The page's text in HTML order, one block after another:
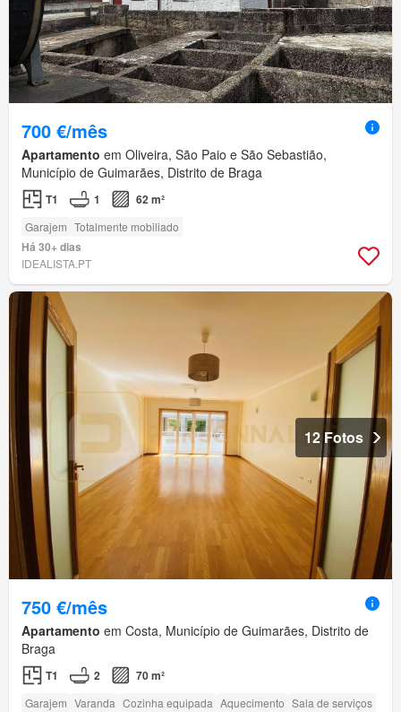
700 €/mês
Apartamento em Oliveira, São Paio e São Sebastião,
Município de Guimarães, Distrito de Braga
T1 1 62 m²
Garajem Totalmente mobiliado
Há 30+ dias
IDEALISTA.PT
12 Fotos
750 €/mês
Apartamento em Costa, Município de Guimarães, Distrito de
Braga
T1 2 70 m²
Garajem Varanda Cozinha equipada Aquecimento Sala de serviços